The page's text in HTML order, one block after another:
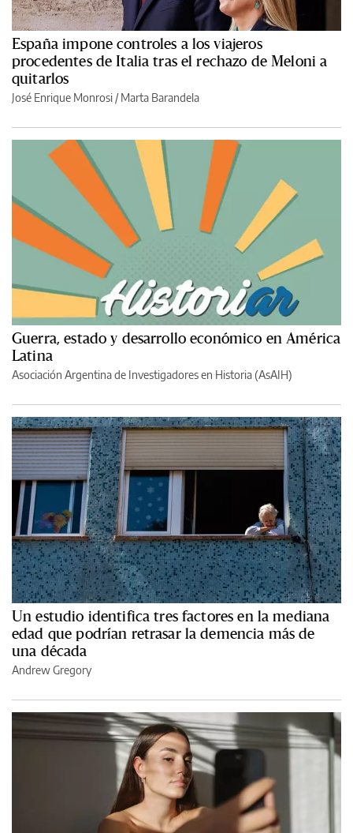
España impone controles a los viajeros
procedentes de Italia tras el rechazo de Meloni a
quitarlos
José Enrique Monrosi / Marta Barandela
Guerra, estado y desarrollo económico en América
Latina
Asociación Argentina de Investigadores en Historia (AsAIH)
Un estudio identifica tres factores en la mediana
edad que podrían retrasar la demencia más de
una década
Andrew Gregory